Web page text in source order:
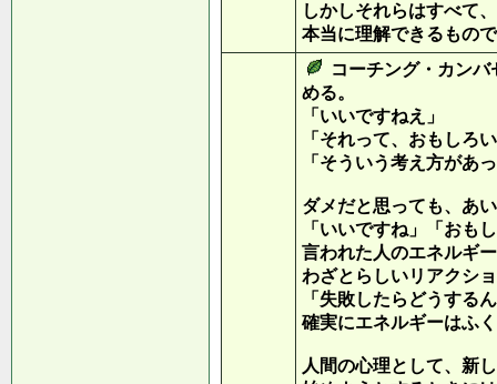
しかしそれらはすべて
本当に理解できるもの
コーチング・カン
める。
「いいですねえ」
「それって、おもしろ
「そういう考え方があ
ダメだと思っても、あ
「いいですね」「おも
言われた人のエネルギ
わざとらしいリアクシ
「失敗したらどうする
確実にエネルギーはふ
人間の心理として、新